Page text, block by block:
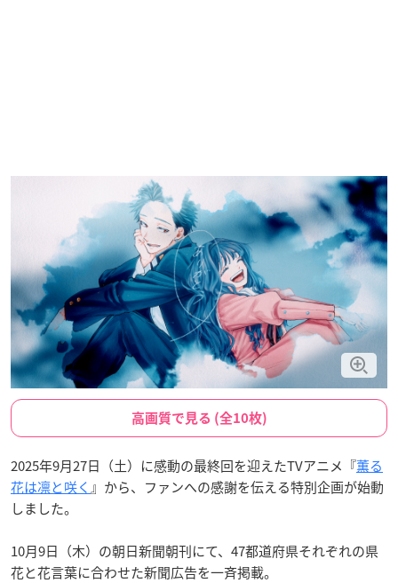
高画質で見る (全10枚)
2025年9月27日（土）に感動の最終回を迎えたTVアニメ『薫る
花は凛と咲く』から、ファンへの感謝を伝える特別企画が始動
しました。
10月9日（木）の朝日新聞朝刊にて、47都道府県それぞれの県
花と花言葉に合わせた新聞広告を一斉掲載。